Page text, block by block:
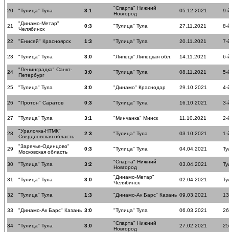
20 "Тулица" Тула 3:1
"Спарта" Нижний
Новгород
05.12.2021 9-
21
"Динамо-Метар"
Челябинск
0:3 "Тулица" Тула 27.11.2021 8-
22 "Енисей" Красноярск 1:3 "Тулица" Тула 20.11.2021 7-
23 "Тулица" Тула 3:0 "Липецк" Липецкая обл. 14.11.2021 6-
24
"Ленинградка" Санкт-
Петербург
3:0 "Тулица" Тула 08.11.2021 5-
25 "Тулица" Тула 3:0 "Динамо" Краснодар 29.10.2021 4-
26 "Протон" Саратов 0:3 "Тулица" Тула 16.10.2021 3-
27 "Тулица" Тула 3:1 "Минчанка" Минск 11.10.2021 2-
28
"Уралочка-НТМК"
Свердловская область
2:3 "Тулица" Тула 03.10.2021 1-
29
"Заречье-Одинцово"
Московская область
0:3 "Тулица" Тула 04.04.2021
30 "Тулица" Тула 3:2
"Спарта" Нижний
Новгород
03.04.2021
31 "Тулица" Тула 3:0
"Динамо-Метар"
Челябинск
02.04.2021
32 "Тулица" Тула 1:3 "Динамо-Ак Барс" Казань 09.03.2021
33 "Динамо-Ак Барс" Казань 3:0 "Тулица" Тула 06.03.2021
34 "Тулица" Тула 3:0
"Спарта" Нижний
Новгород
27.02.2021